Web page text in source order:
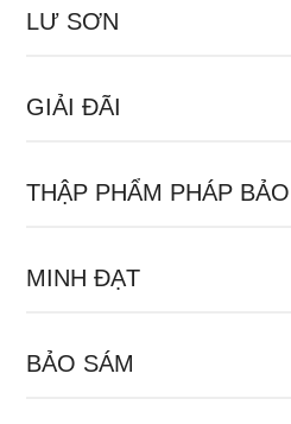
LƯ SƠN
GIẢI ĐÃI
THẬP PHẨM PHÁP
MINH ĐẠT
BẢO SÁM